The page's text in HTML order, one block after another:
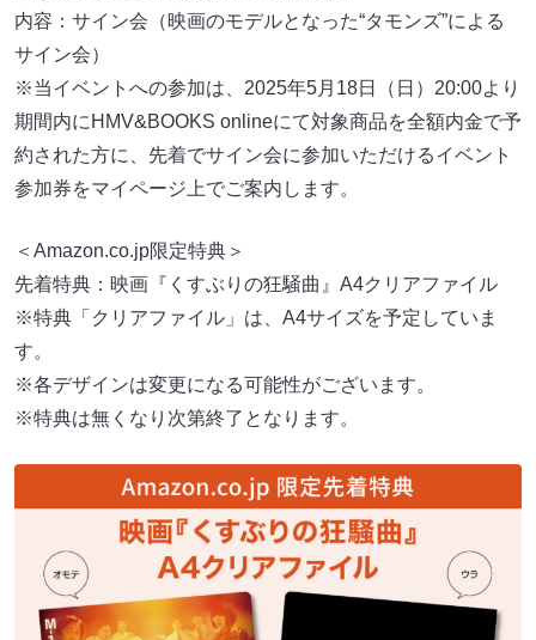
内容：サイン会（映画のモデルとなった“タモンズ”による
サイン会）
※当イベントへの参加は、2025年5月18日（日）20:00より
期間内にHMV&BOOKS onlineにて対象商品を全額内金で予
約された方に、先着でサイン会に参加いただけるイベント
参加券をマイページ上でご案内します。
＜Amazon.co.jp限定特典＞
先着特典：映画『くすぶりの狂騒曲』A4クリアファイル
※特典「クリアファイル」は、A4サイズを予定していま
す。
※各デザインは変更になる可能性がございます。
※特典は無くなり次第終了となります。